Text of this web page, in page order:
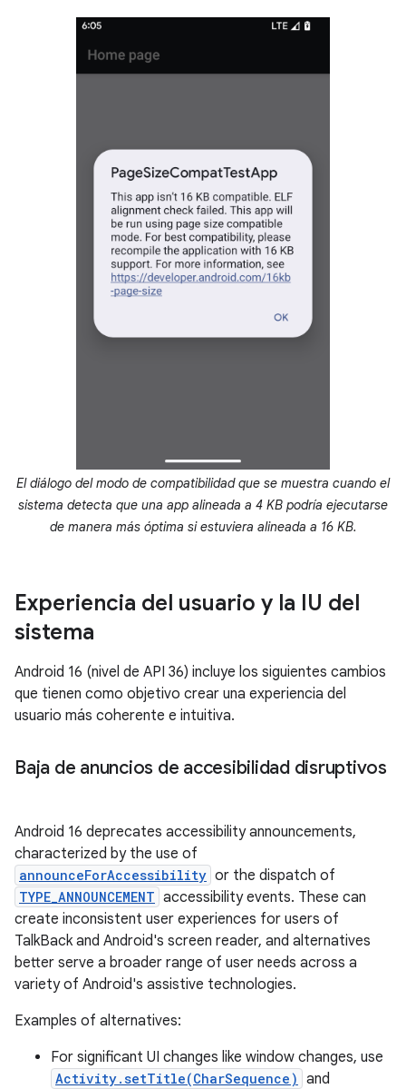
El diálogo del modo de compatibilidad que se muestra cuando el
sistema detecta que una app alineada a 4 KB podría ejecutarse
de manera más óptima si estuviera alineada a 16 KB.
Experiencia del usuario y la IU del
sistema
Android 16 (nivel de API 36) incluye los siguientes cambios
que tienen como objetivo crear una experiencia del
usuario más coherente e intuitiva.
Baja de anuncios de accesibilidad disruptivos
Android 16 deprecates accessibility announcements,
characterized by the use of
announceForAccessibility or the dispatch of
TYPE_ANNOUNCEMENT accessibility events. These can
create inconsistent user experiences for users of
TalkBack and Android's screen reader, and alternatives
better serve a broader range of user needs across a
variety of Android's assistive technologies.
Examples of alternatives:
For significant UI changes like window changes, use
Activity.setTitle(CharSequence) and